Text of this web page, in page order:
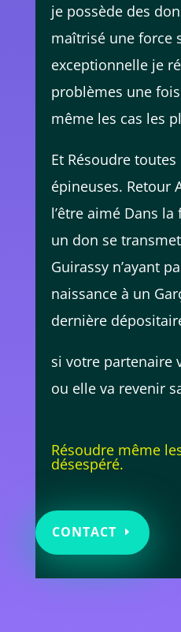
je possède des
maîtrisé une force
exceptionnelle je
problèmes une
même les cas les
Et Résoudre
épineuses. Retour
l’être aimé Dans
un don se
Guirassy n’ayant
naissance à un
dernière
si votre partenaire
ou elle va revenir
Résoudre même
désespéré.
CONTACT